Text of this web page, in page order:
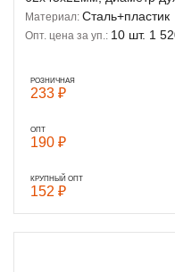
Материал: Сталь+пластик
Опт. цена за уп.: 10 шт. 1
РОЗНИЧНАЯ
233 ₽
ОПТ
190 ₽
КРУПНЫЙ ОПТ
152 ₽